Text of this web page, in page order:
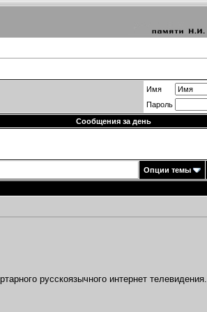
Имя
Пароль
Сообщения за день
Опции темы
русскоязычного интернет телевидения.